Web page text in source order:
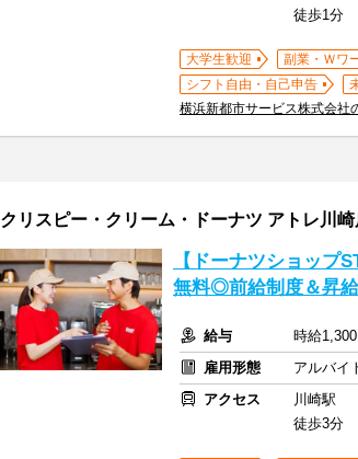
徒歩1分
大学生歓迎 副業・Ｗワ
シフト自由・自己申告
横浜新都市サービス株式会社
クリスピー・クリーム・ドーナツ アトレ川崎
【ドーナツショップ
無料◎前給制度＆昇
給与
時給
雇用形態
アルバイ
アクセス
川崎駅
徒歩3分